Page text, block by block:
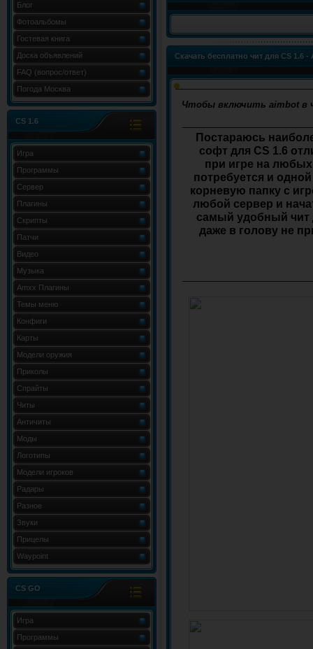
Блог
Фотоальбомы
Гостевая книга
Доска объявлений
FAQ (вопрос/ответ)
Погода Москва
CS 1.6
Игра
Программы
Сервер
Плагины
Скрипты
Патчи
Видео
Музыка
Amxx Плагины
Темы меню
Конфиги
Карты
Модели оружия
Приколы
Спрайты
Читы
Античиты
Моды
Логотипы
Модели игроков
Радары
Разное
Звуки
Прицелы
Waypoint
CS GO
Игра
Программы
Скачать бесплатно чит для CS 1.6
Чтобы включить aimbot в
Постараюсь
софт для CS 1.6
при игре на любых
потребуется и
корневую папку с
любой сервер и
самый удобный чит
даже в голову не